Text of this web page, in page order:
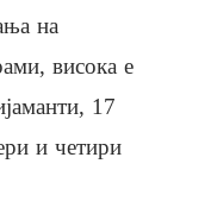
на
висока е
17
и четири